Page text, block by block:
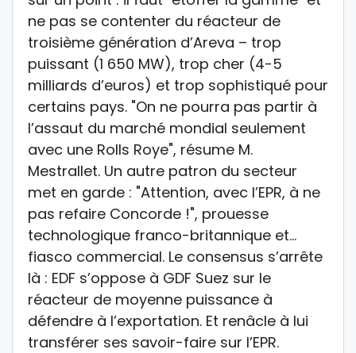
ne pas se contenter du réacteur de
troisième génération d’Areva – trop
puissant (1 650 MW), trop cher (4-5
milliards d’euros) et trop sophistiqué pour
certains pays. "On ne pourra pas partir à
l’assaut du marché mondial seulement
avec une Rolls Roye", résume M.
Mestrallet. Un autre patron du secteur
met en garde : "Attention, avec l’EPR, à ne
pas refaire Concorde !", prouesse
technologique franco-britannique et…
fiasco commercial. Le consensus s’arrête
là : EDF s’oppose à GDF Suez sur le
réacteur de moyenne puissance à
défendre à l’exportation. Et renâcle à lui
transférer ses savoir-faire sur l’EPR.